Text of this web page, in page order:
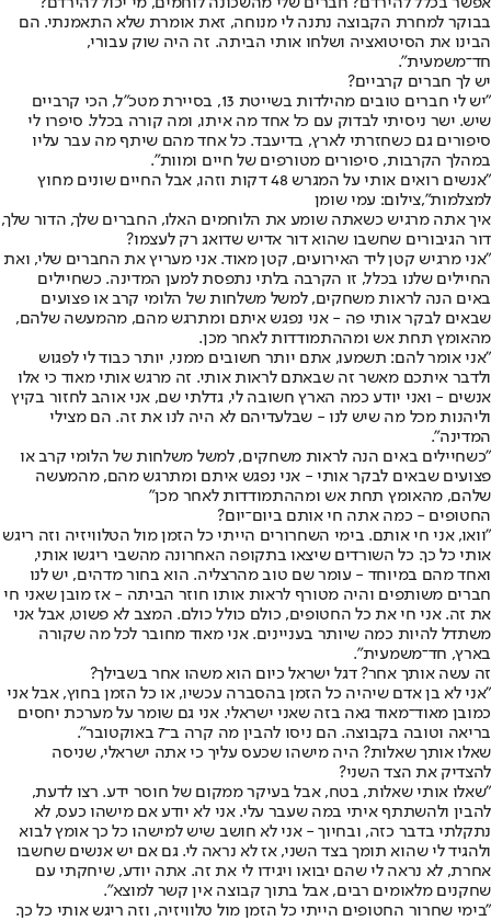
בבוקר למחרת הקבוצה נתנה לי מנוחה, זאת אומרת שלא התאמנתי. הם
הבינו את הסיטואציה ושלחו אותי הביתה. זה היה שוק עבורי,
חד־משמעית".
יש לך חברים קרביים?
"יש לי חברים טובים מהילדות בשייטת 13, בסיירת מטכ"ל, הכי קרביים
שיש. ישר ניסיתי לבדוק עם כל אחד מה איתו, ומה קורה בכלל. סיפרו לי
סיפורים גם כשחזרתי לארץ, בדיעבד. כל אחד מהם שיתף מה עבר עליו
במהלך הקרבות, סיפורים מטורפים של חיים ומוות".
"אנשים רואים אותי על המגרש 48 דקות וזהו, אבל החיים שונים מחוץ
למצלמות",צילום: עמי שומן
איך אתה מרגיש כשאתה שומע את הלוחמים האלו, החברים שלך, הדור שלך,
דור הגיבורים שחשבו שהוא דור אדיש שדואג רק לעצמו?
"אני מרגיש קטן ליד האירועים, קטן מאוד. אני מעריץ את החברים שלי, ואת
החיילים שלנו בכלל, זו הקרבה בלתי נתפסת למען המדינה. כשחיילים
באים הנה לראות משחקים, למשל משלחות של הלומי קרב או פצועים
שבאים לבקר אותי פה - אני נפגש איתם ומתרגש מהם, מהמעשה שלהם,
מהאומץ תחת אש ומההתמודדות לאחר מכן.
"אני אומר להם: תשמעו, אתם יותר חשובים ממני, יותר כבוד לי לפגוש
ולדבר איתכם מאשר זה שבאתם לראות אותי. זה מרגש אותי מאוד כי אלו
אנשים - ואני יודע כמה הארץ חשובה לי, גדלתי שם, אני אוהב לחזור בקיץ
וליהנות מכל מה שיש לנו - שבלעדיהם לא היה לנו את זה. הם מצילי
המדינה".
"כשחיילים באים הנה לראות משחקים, למשל משלחות של הלומי קרב או
פצועים שבאים לבקר אותי - אני נפגש איתם ומתרגש מהם, מהמעשה
שלהם, מהאומץ תחת אש ומההתמודדות לאחר מכן"
החטופים - כמה אתה חי אותם ביום־יום?
"וואו, אני חי אותם. בימי השחרורים הייתי כל הזמן מול הטלוויזיה וזה ריגש
אותי כל כך. כל השורדים שיצאו בתקופה האחרונה מהשבי ריגשו אותי,
ואחד מהם במיוחד - עומר שם טוב מהרצליה. הוא בחור מדהים, יש לנו
חברים משותפים והיה מטורף לראות אותו חוזר הביתה - אז מובן שאני חי
את זה. אני חי את כל החטופים, כולם כולל כולם. המצב לא פשוט, אבל אני
משתדל להיות כמה שיותר בעניינים. אני מאוד מחובר לכל מה שקורה
בארץ, חד־משמעית".
זה עשה אותך אחר? דגל ישראל כיום הוא משהו אחר בשבילך?
"אני לא בן אדם שיהיה כל הזמן בהסברה עכשיו, או כל הזמן בחוץ, אבל אני
כמובן מאוד־מאוד גאה בזה שאני ישראלי. אני גם שומר על מערכת יחסים
בריאה וטובה בקבוצה. הם ניסו להבין מה קרה ב־7 באוקטובר".
שאלו אותך שאלות? היה מישהו שכעס עליך כי אתה ישראלי, שניסה
להצדיק את הצד השני?
"שאלו אותי שאלות, בטח, אבל בעיקר ממקום של חוסר ידע. רצו לדעת,
להבין ולהשתתף איתי במה שעבר עלי. אני לא יודע אם מישהו כעס, לא
נתקלתי בדבר כזה, ובחיוך - אני לא חושב שיש למישהו כל כך אומץ לבוא
ולהגיד לי שהוא תומך בצד השני, אז לא נראה לי. גם אם יש אנשים שחשבו
אחרת, לא נראה לי שהם יבואו ויגידו לי את זה. אתה יודע, שיחקתי עם
שחקנים מלאומים רבים, אבל בתוך קבוצה אין קשר למוצא".
"בימי שחרור החטופים הייתי כל הזמן מול טלוויזיה, וזה ריגש אותי כל כך.